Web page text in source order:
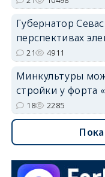
Губернатор
перспективах
21 4911
Минкультуры
стройки у форта
18 2285